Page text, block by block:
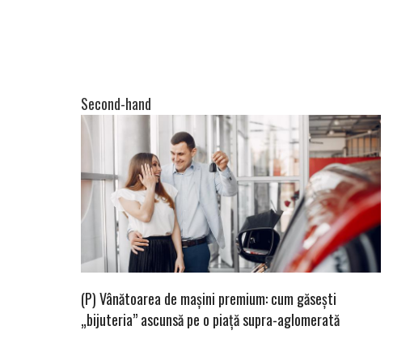
Second-hand
(P) Vânătoarea de mașini premium: cum găsești
„bijuteria” ascunsă pe o piață supra-aglomerată